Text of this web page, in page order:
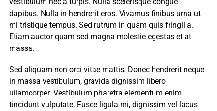
dapibus. Nulla in hendrerit eros. Vivamus finibus urna ut
mi tristique tempus. Sed rutrum in quam quis fringilla.
Etiam auctor quam sed magna molestie egestas et at
massa.
Sed aliquam non orci vitae mattis. Donec hendrerit neque
in massa vestibulum, gravida dignissim libero
ullamcorper. Vestibulum pharetra elementum enim
tincidunt vulputate. Fusce ligula mi, dignissim vel lacus